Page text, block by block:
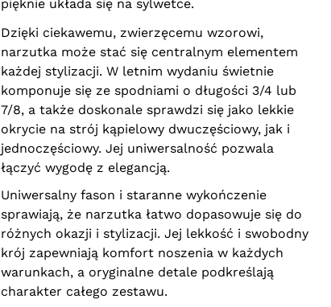
pięknie układa się na sylwetce.
Dzięki ciekawemu, zwierzęcemu wzorowi,
narzutka może stać się centralnym elementem
każdej stylizacji. W letnim wydaniu świetnie
komponuje się ze spodniami o długości 3/4 lub
7/8, a także doskonale sprawdzi się jako lekkie
okrycie na strój kąpielowy dwuczęściowy, jak i
jednoczęściowy. Jej uniwersalność pozwala
łączyć wygodę z elegancją.
Uniwersalny fason i staranne wykończenie
sprawiają, że narzutka łatwo dopasowuje się do
różnych okazji i stylizacji. Jej lekkość i swobodny
krój zapewniają komfort noszenia w każdych
warunkach, a oryginalne detale podkreślają
charakter całego zestawu.